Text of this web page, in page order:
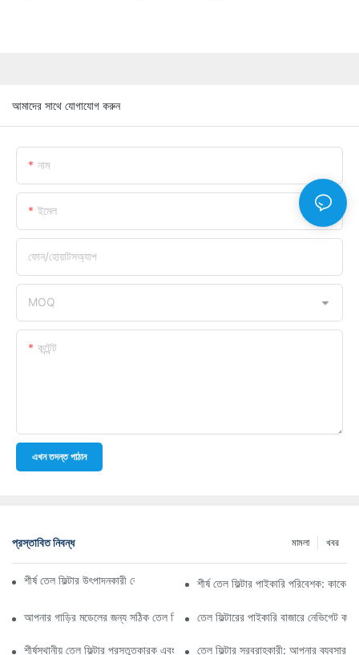
আমাদের সাথে যোগাযোগ করুন
নাম
ইমেল
ফোন/হোয়াটসঅ্যাপ
MOQ
কন্টেন্ট
এখন তদন্ত পাঠান
প্রস্তাবিত নিবন্ধ খবর
মামলা
শীর্ষ তেল ফিল্টার উৎপাদনকারী কোম্পানি: একটি বিস্তৃত সারসংক্ষেপশীর্ষ তেল ফিল্টার পাইকারি পরিবেশক: কাকে
আপনার গাড়ির মডেলের জন্য সঠিক তেল ফিল্টার নির্বাচন করা: মূল বিবেচ্য বিষয়গুলি
তেল ফিল্টারের পাইকারি বাজারে নেভিগেট
শীর্ষস্থানীয় তেল ফিল্টার প্রস্তুতকারক এবং তাদের উদ্ভাবনের উপর স্পটলাইট
তেল ফিল্টার সরবরাহকারী: আপনার ব্যবসার